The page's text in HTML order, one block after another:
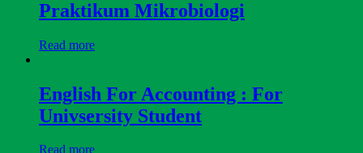
Praktikum Mikrobiologi
Read more
English For Accounting : For
Univsersity Student
Read more